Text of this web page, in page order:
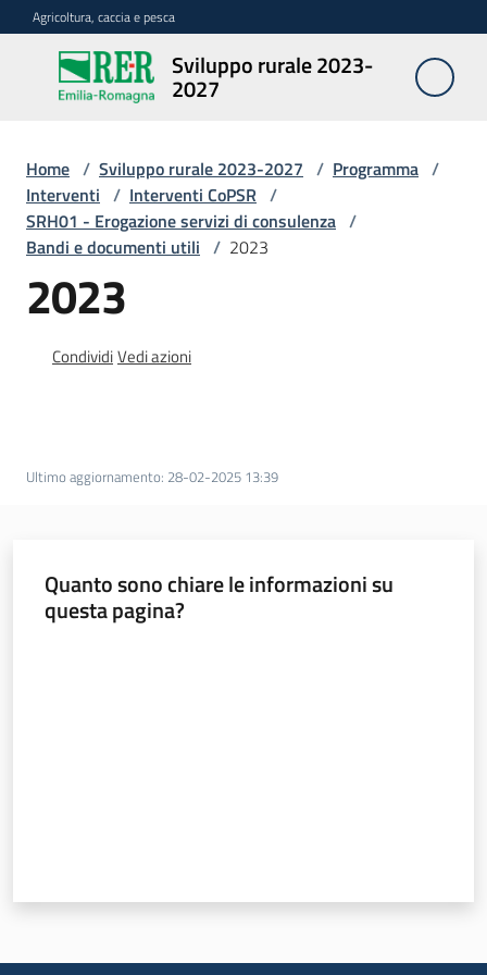
Vai al contenuto
Vai alla navigazione
Vai al footer
Agricoltura, caccia e pesca
Sviluppo rurale 2023-
2027
Sviluppo
rurale
2027
Programma
regionali
caccia e
Home / Sviluppo rurale 2023-2027 / Programma /
Interventi / Interventi CoPSR /
SRH01 - Erogazione servizi di consulenza /
Bandi e documenti utili / 2023
2023
CondividiVedi azioni
Ultimo aggiornamento: 28-02-2025 13:39
Quanto sono chiare le informazioni su
questa pagina?